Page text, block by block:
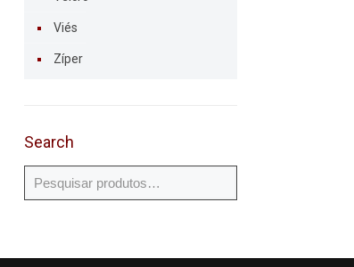
Viés
Zíper
Search